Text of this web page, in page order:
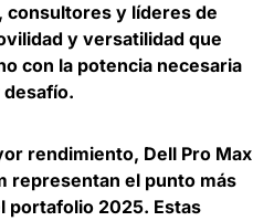
y líderes de
y versatilidad que
con la potencia necesaria
rendimiento, Dell Pro Max
representan el punto más
portafolio 2025. Estas